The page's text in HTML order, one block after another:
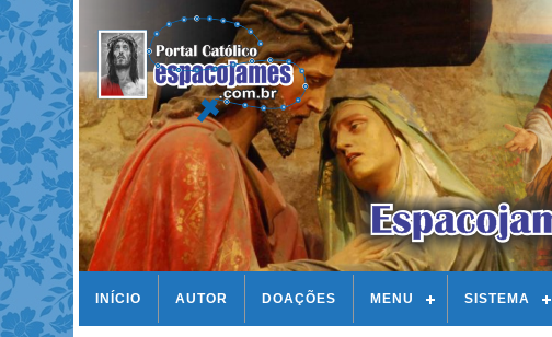
INÍCIO AUTOR DOAÇÕES MENU SISTEMA